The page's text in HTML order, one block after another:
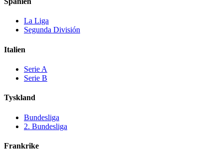
La Liga
Segunda División
Italien
Serie A
Serie B
Tyskland
Bundesliga
2. Bundesliga
Frankrike